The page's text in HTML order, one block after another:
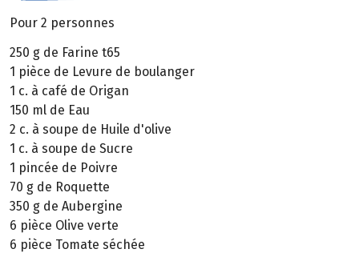
Pour 2 personnes
250 g de Farine t65
1 pièce de Levure de boulanger
1 c. à café de Origan
150 ml de Eau
2 c. à soupe de Huile d'olive
1 c. à soupe de Sucre
1 pincée de Poivre
70 g de Roquette
350 g de Aubergine
6 pièce Olive verte
6 pièce Tomate séchée